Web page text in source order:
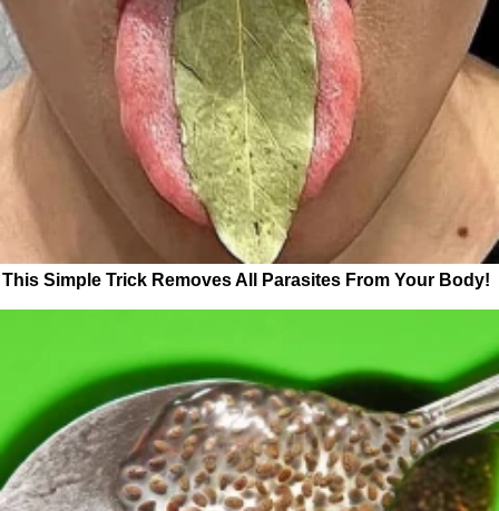
This Simple Trick Removes All Parasites From Your Body!